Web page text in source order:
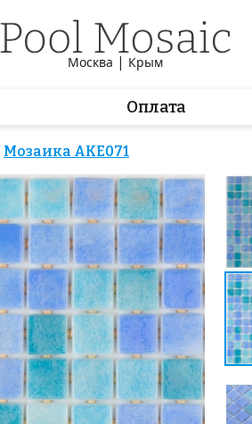
Москва | Крым
Оплата
Мозаика AKE071